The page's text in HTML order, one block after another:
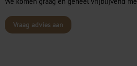
Vraag advies aan